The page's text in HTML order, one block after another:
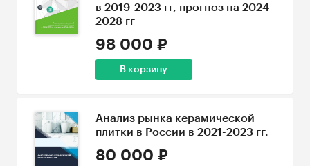
в 2019-2023 гг, прогноз на 2024-
2028 гг
98 000 ₽
В корзину
Анализ рынка керамической
плитки в России в 2021-2023 гг.
80 000 ₽